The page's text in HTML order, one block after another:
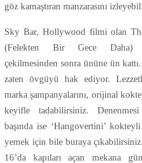
göz kamaştıran manzarasını
Sky Bar, Hollywood filmi olan
(Felekten Bir Gece Daha)
çekilmesinden sonra ününe ün
zaten övgüyü hak ediyor.
marka şampanyalarını, orijinal
keyifle tadabilirsiniz.
başında ise ‘Hangovertini’
yemek için bile buraya
16’da kapıları açan mekana